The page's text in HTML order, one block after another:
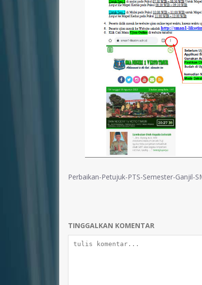
Perbaikan-Petujuk-PTS-Semester-Ganjil-
TINGGALKAN KOMENTAR